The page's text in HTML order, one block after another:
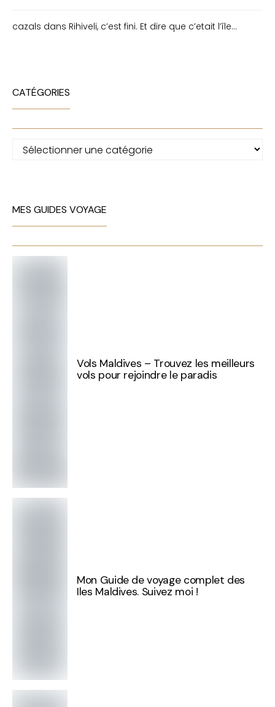
cazals dans Rihiveli, c’est fini. Et dire que c’etait l’île…
CATÉGORIES
Catégories
MES GUIDES VOYAGE
Vols Maldives – Trouvez les meilleurs
vols pour rejoindre le paradis
Mon Guide de voyage complet des
Iles Maldives. Suivez moi !